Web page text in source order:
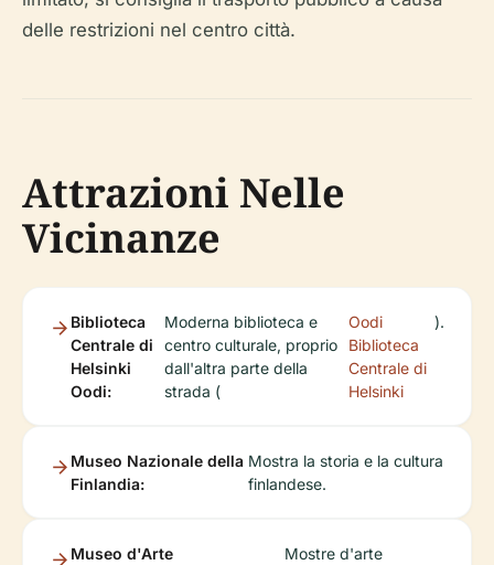
delle restrizioni nel centro città.
Attrazioni Nelle
Vicinanze
Biblioteca
Centrale di
Helsinki
Oodi:
Moderna biblioteca e
centro culturale, proprio
dall'altra parte della
strada (
Oodi
Biblioteca
Centrale di
Helsinki
).
Museo Nazionale della
Finlandia:
Mostra la storia e la cultura
finlandese.
Museo d'Arte
Mostre d'arte